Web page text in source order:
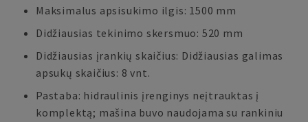
Maksimalus apsisukimo ilgis: 1500 mm
Didžiausias tekinimo skersmuo: 520 mm
Didžiausias įrankių skaičius: Didžiausias galimas
apsukų skaičius: 8 vnt.
Pastaba: hidraulinis įrenginys neįtrauktas į
komplektą; mašina buvo naudojama su rankiniu